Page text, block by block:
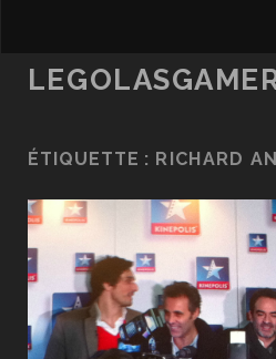
ÉTIQUETTE : RICHARD